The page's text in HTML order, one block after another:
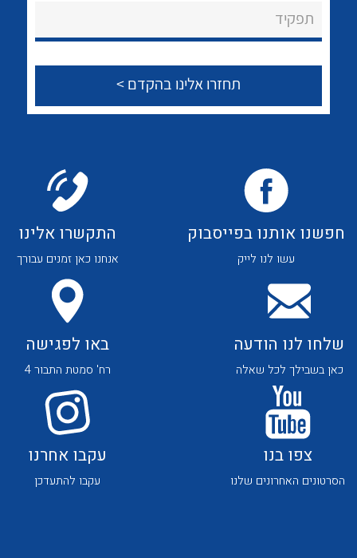
צור קשר
לכל מוצרי היצרן לכל מוצרי היצרן
תפקיד
חפשנו אותנו בפייסבוק
עשו לנו לייק
התקשרו אלינו
אנחנו כאן זמנים עבורך
שלחו לנו הודעה
כאן בשבילך לכל שאלה
באו לפגישה
רח' סמטת התבור 4
צפו בנו
הסרטונים האחרונים שלנו
עקבו אחרנו
עקבו להתעדכן